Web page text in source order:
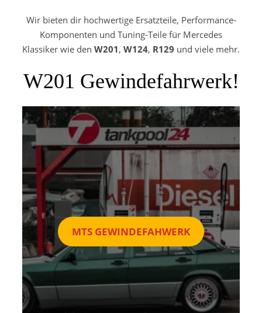
Wir bieten dir hochwertige Ersatzteile, Performance-
Komponenten und Tuning-Teile für Mercedes
Klassiker wie den W201, W124, R129 und viele mehr.
W201 Gewindefahrwerk!
MTS GEWINDEFAHWERK